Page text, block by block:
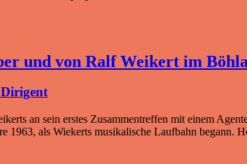
und von Ralf Weikert im
an sein erstes Zusammentreffen mit einem
1963, als Wie­kerts musikalische Lauf­bahn